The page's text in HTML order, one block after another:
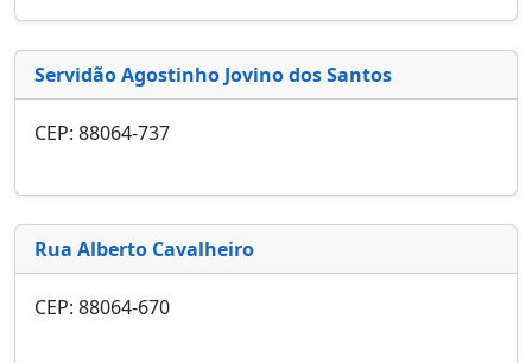
Servidão Agostinho Jovino dos Santos
CEP: 88064-737
Rua Alberto Cavalheiro
CEP: 88064-670